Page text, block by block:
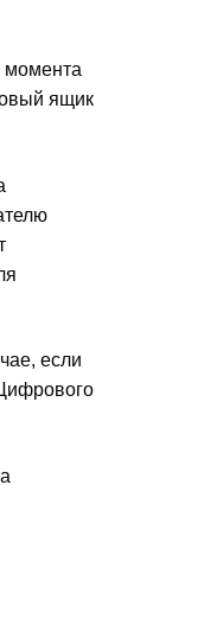
момента
ящик
если